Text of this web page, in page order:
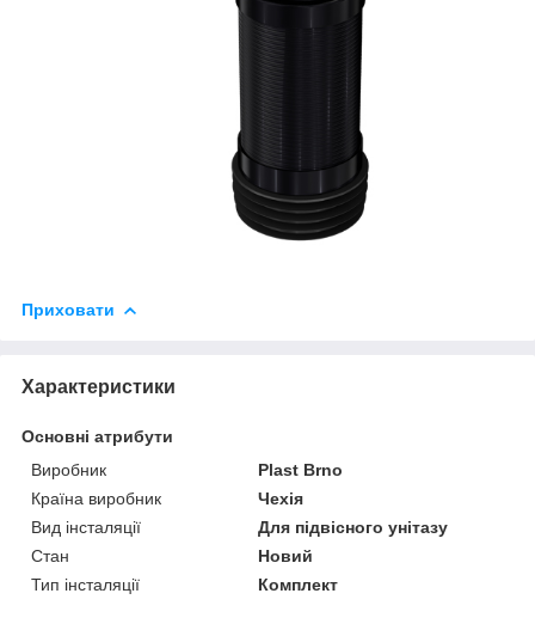
Приховати
Характеристики
Основні атрибути
Виробник
Plast Brno
Країна виробник
Чехія
Вид інсталяції
Для підвісного унітазу
Стан
Новий
Тип інсталяції
Комплект